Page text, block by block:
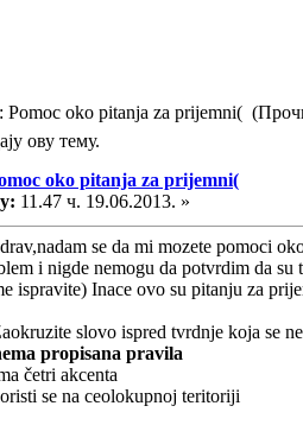
Pomoc oko pitanja za prijemni(
ову тему.
oko pitanja za prijemni(
у: 11.47 ч. 19.06.2013. »
se da mi mozete pomoci
i nigde nemogu da potvrdim da su
ispravite) Inace ovo su pitanju za
slovo ispred tvrdnje koja se
propisana pravila
četri akcenta
se na ceolokupnoj teritoriji